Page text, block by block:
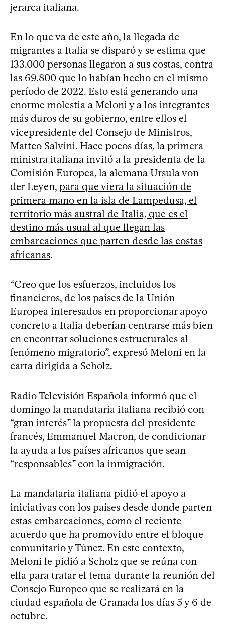
jerarca italiana.
En lo que va de este año, la llegada de
migrantes a Italia se disparó y se estima que
133.000 personas llegaron a sus costas, contra
las 69.800 que lo habían hecho en el mismo
período de 2022. Esto está generando una
enorme molestia a Meloni y a los integrantes
más duros de su gobierno, entre ellos el
vicepresidente del Consejo de Ministros,
Matteo Salvini. Hace pocos días, la primera
ministra italiana invitó a la presidenta de la
Comisión Europea, la alemana Ursula von
der Leyen, para que viera la situación de
primera mano en la isla de Lampedusa, el
territorio más austral de Italia, que es el
destino más usual al que llegan las
embarcaciones que parten desde las costas
africanas.
“Creo que los esfuerzos, incluidos los
financieros, de los países de la Unión
Europea interesados en proporcionar apoyo
concreto a Italia deberían centrarse más bien
en encontrar soluciones estructurales al
fenómeno migratorio”, expresó Meloni en la
carta dirigida a Scholz.
Radio Televisión Española informó que el
domingo la mandataria italiana recibió con
“gran interés” la propuesta del presidente
francés, Emmanuel Macron, de condicionar
la ayuda a los países africanos que sean
“responsables” con la inmigración.
La mandataria italiana pidió el apoyo a
iniciativas con los países desde donde parten
estas embarcaciones, como el reciente
acuerdo que ha promovido entre el bloque
comunitario y Túnez. En este contexto,
Meloni le pidió a Scholz que se reúna con
ella para tratar el tema durante la reunión del
Consejo Europeo que se realizará en la
ciudad española de Granada los días 5 y 6 de
octubre.